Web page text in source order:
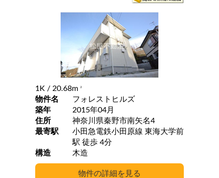
1K / 20.68m 2
物件名
フォレストヒルズ
築年
2015年04月
住所
神奈川県秦野市南矢名4
最寄駅
小田急電鉄小田原線 東海大学前
駅 徒歩 4分
構造
木造